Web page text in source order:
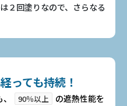
２回塗りなので、さらなる
っても持続！
90％以上
の遮熱性能を